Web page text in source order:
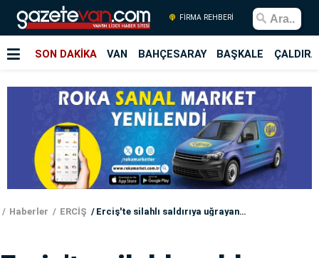
FİRMA REHBERİ
SON DAKİKA VAN BAHÇESARAY BAŞKALE
Haberler ERCİŞ Erciş'te silahlı saldırıya uğrayan 2 kardeş yaşamını yitirdi